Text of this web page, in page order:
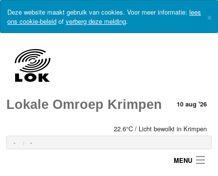
Deze website maakt gebruik van cookies. Voor meer informatie: lees
ons cookie-beleid of verberg deze melding. ×
Lokale Omroep Krimpen 10 aug '26
22.6°C / Licht bewolkt in Krimpen
- -
MENU